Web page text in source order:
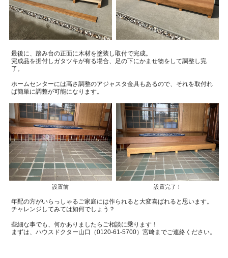
最後に、踏み台の正面に木材を塗装し取付で完成。
完成品を据付しガタツキが有る場合、足の下にかませ物をして調整し完
了。
ホームセンターには高さ調整のアジャスタ金具もあるので、それを取付れ
ば簡単に調整が可能になります。
設置前 設置完了！
年配の方がいらっしゃるご家庭には作られると大変喜ばれると思います。
チャレンジしてみては如何でしょう？
些細な事でも、何かありましたらご相談に乗ります！
まずは、ハウスドクター山口（0120-61-5700）宮﨑までご連絡ください。